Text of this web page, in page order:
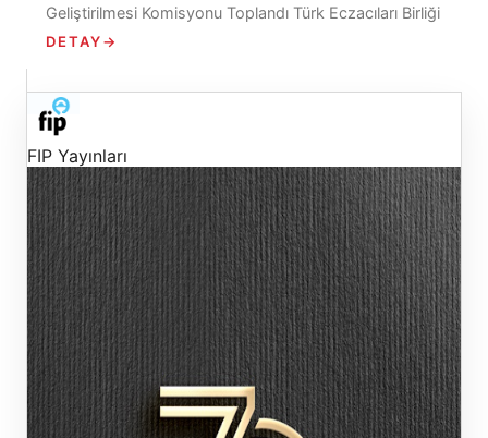
Geliştirilmesi Komisyonu Toplandı Türk Eczacıları Birliği
45. Dönem Merkez Heyeti tarafından oluşturulan
DETAY→
FIP Yayınları